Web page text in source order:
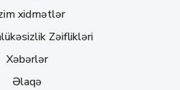
xidmətlər
Zəiflikləri
Xəbərlər
Əlaqə